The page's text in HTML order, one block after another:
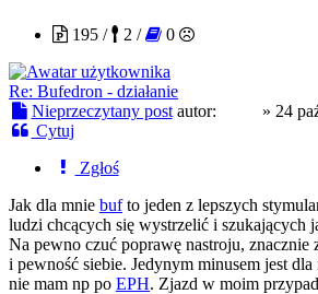
195 /
2 / 0
Re: Bufedron - działanie
Nieprzeczytany post autor: » 24
Cytuj
Zgłoś
Jak dla mnie bufto jeden z lepszych
ludzi chcących się wystrzelić i szukających
Na pewno czuć poprawę nastroju, znacznie
i pewność siebie. Jedynym minusem jest
nie mam np po EPH. Zjazd w moim